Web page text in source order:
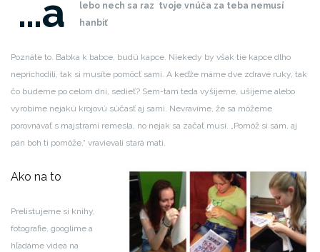
…a
lebo nech sa raz tvoje vnúča za teba nemusí
hanbiť
Poznáte to. Babka k babce, budú kapce. Niekedy by však tie kapce dlho
neprichodili, tak si musíte pomôcť sami. A keďže máme dve zdravé ruky, tak
čo budeme po celom dni, sedieť? Sem-tam teda vyšijeme, ušijeme alebo
vyrobíme nejakú krojovú súčasť aj sami. Nevravíme, že sa môžeme
porovnávať s majstrami remesla, no nejak sa začať musí.
„Pomôž si sám, aj
pán boh ti pomôže,“ vravievali stará mati.
Ako na to
Prelistujeme si knihy,
fotografie, googlime a
hľadáme videá na